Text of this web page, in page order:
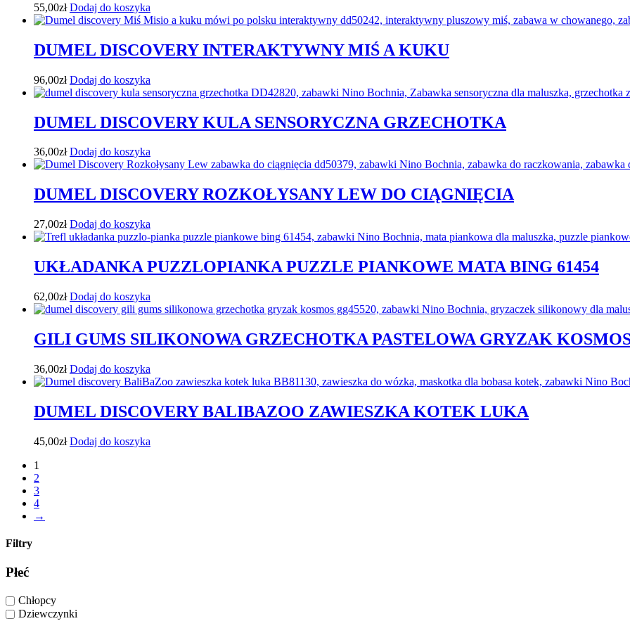
55,00zł Dodaj do koszyka
DUMEL DISCOVERY INTERAKTYWNY MIŚ A KUKU
96,00zł Dodaj do koszyka
DUMEL DISCOVERY KULA SENSORYCZNA GRZECHOTKA
36,00zł Dodaj do koszyka
DUMEL DISCOVERY ROZKOŁYSANY LEW DO CIĄGNIĘCIA
27,00zł Dodaj do koszyka
UKŁADANKA PUZZLOPIANKA PUZZLE PIANKOWE MATA BING 61454
62,00zł Dodaj do koszyka
GILI GUMS SILIKONOWA GRZECHOTKA PASTELOWA GRYZAK
36,00zł Dodaj do koszyka
DUMEL DISCOVERY BALIBAZOO ZAWIESZKA KOTEK LUKA
45,00zł Dodaj do koszyka
1
2
3
4
→
Filtry
Płeć
Chłopcy
Dziewczynki